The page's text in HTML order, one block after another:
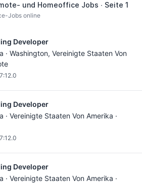
und Homeoffice Jobs ∙ Seite 1
Jobs online
Developer
· Washington, Vereinigte Staaten Von
Developer
· Vereinigte Staaten Von Amerika ·
Developer
· Vereinigte Staaten Von Amerika ·